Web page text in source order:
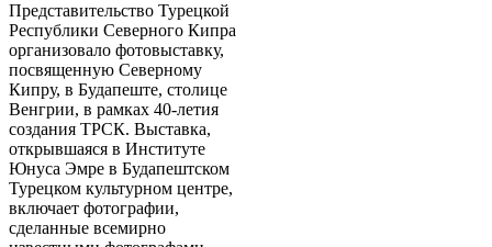
Представительство Турецкой
Республики Северного Кипра
организовало фотовыставку,
посвященную Северному
Кипру, в Будапеште, столице
Венгрии, в рамках 40-летия
создания ТРСК. Выставка,
открывшаяся в Институте
Юнуса Эмре в Будапештском
Турецком культурном центре,
включает фотографии,
сделанные всемирно